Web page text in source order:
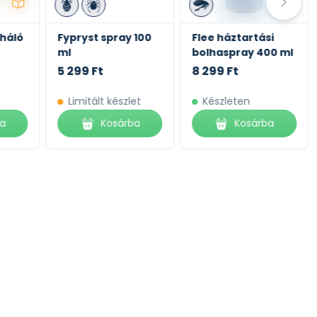
Fypryst spray 100
ml
5 299 Ft
Limitált készlet
Kosárba
Flee háztartási
bolhaspray 400 ml
8 299 Ft
Készleten
Kosárba